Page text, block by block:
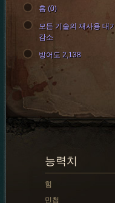
홈 (0)
모든 기술의 재사용 대
감소
방어도 2,138
능력치
힘
민첩